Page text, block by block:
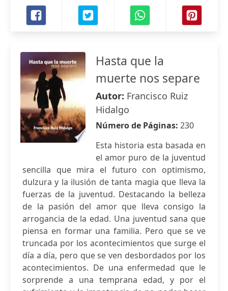
Hasta que la
muerte nos separe
Autor: Francisco Ruiz
Hidalgo
Número de Páginas: 230
Esta historia esta basada en
el amor puro de la juventud
sencilla que mira el futuro con optimismo,
dulzura y la ilusión de tanta magia que lleva la
fuerzas de la juventud. Destacando la belleza
de la pasión del amor que lleva consigo la
arrogancia de la edad. Una juventud sana que
piensa en formar una familia. Pero que se ve
truncada por los acontecimientos que surge el
día a día, pero que se ven desbordados por los
acontecimientos. De una enfermedad que le
sorprende a una temprana edad, y por el